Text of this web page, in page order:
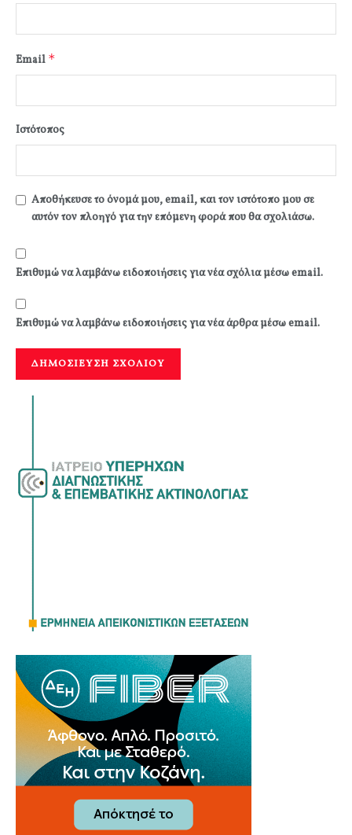
Email *
Ιστότοπος
Αποθήκευσε το όνομά μου, email, και τον ιστότοπο μου σε
αυτόν τον πλοηγό για την επόμενη φορά που θα σχολιάσω.
Επιθυμώ να λαμβάνω ειδοποιήσεις για νέα σχόλια μέσω email.
Επιθυμώ να λαμβάνω ειδοποιήσεις για νέα άρθρα μέσω email.